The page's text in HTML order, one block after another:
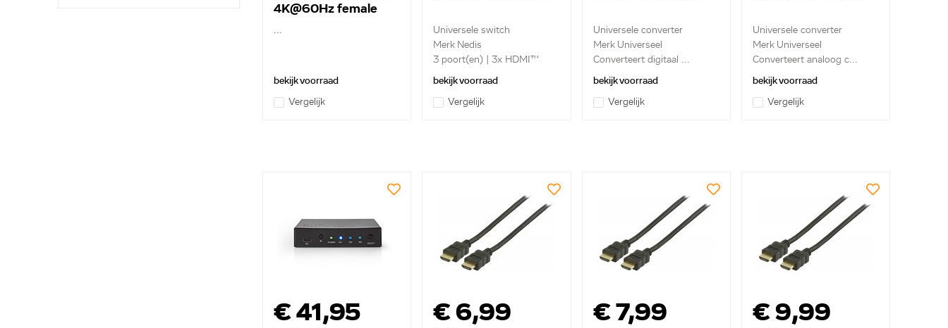
4K@60Hz female
...
bekijk voorraad
Vergelijk
Universele switch
Merk Nedis
3 poort(en) | 3x HDMI™
Inpu...
bekijk voorraad
Vergelijk
Universele converter
Merk Universeel
Converteert digitaal ...
bekijk voorraad
Vergelijk
Universele converter
Merk Universeel
Converteert analoog c...
bekijk voorraad
Vergelijk
€ 41,95 € 6,99 € 7,99 € 9,99